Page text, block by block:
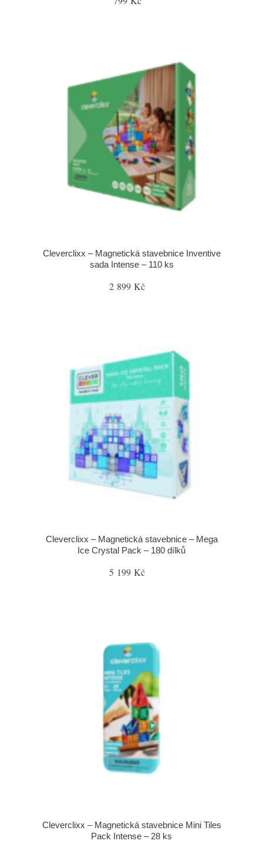
Cleverclixx – Magnetická stavebnice Inventive
sada Intense – 110 ks
2 899 Kč
Cleverclixx – Magnetická stavebnice – Mega
Ice Crystal Pack – 180 dílků
5 199 Kč
Cleverclixx – Magnetická stavebnice Mini Tiles
Pack Intense – 28 ks